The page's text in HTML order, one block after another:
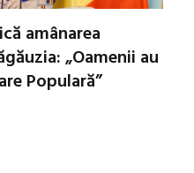
amânarea
„Oamenii au
Populară”